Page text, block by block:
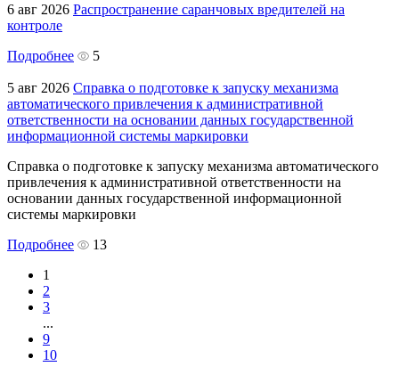
6 авг 2026 Распространение саранчовых вредителей на
контроле
Подробнее
5
5 авг 2026 Справка о подготовке к запуску механизма
автоматического привлечения к административной
ответственности на основании данных государственной
информационной системы маркировки
Справка о подготовке к запуску механизма автоматического
привлечения к административной ответственности на
основании данных государственной информационной
системы маркировки
Подробнее
13
1
2
3
...
9
10